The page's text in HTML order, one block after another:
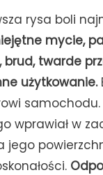
rysa boli
mycie,
brud, twarde
użytkowanie.
wprawiał w
jego